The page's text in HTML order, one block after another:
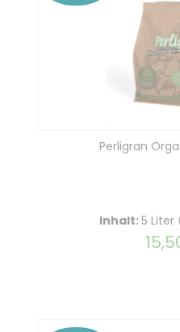
Perligran
Inhalt:5 Liter